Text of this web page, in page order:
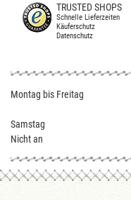
TRUSTED SHOPS
Schnelle Lieferzeiten
Käuferschutz
Datenschutz
Montag bis Freitag
Samstag
Nicht an